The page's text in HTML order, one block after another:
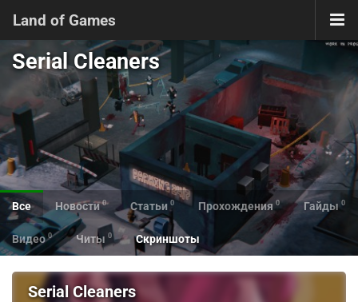
Land of Games
Serial Cleaners
Все Новости 0 Статьи 0 Прохождения 0 Гайды 0
Видео 0 Читы 0 Скриншоты
Serial Cleaners